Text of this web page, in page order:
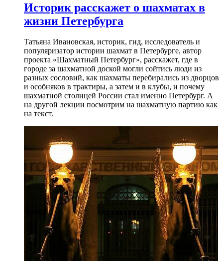
Историк расскажет о шахматах в
жизни Петербурга
Татьяна Ивановская, историк, гид, исследователь и
популяризатор истории шахмат в Петербурге, автор
проекта «Шахматный Петербург», расскажет, где в
городе за шахматной доской могли сойтись люди из
разных сословий, как шахматы перебирались из дворцов
и особняков в трактиры, а затем и в клубы, и почему
шахматной столицей России стал именно Петербург. А
на другой лекции посмотрим на шахматную партию как
на текст.